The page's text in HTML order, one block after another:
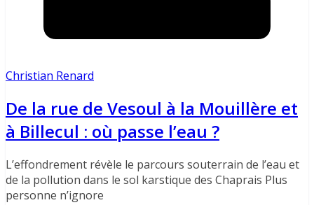
Christian Renard
De la rue de Vesoul à la Mouillère et
à Billecul : où passe l’eau ?
L’effondrement révèle le parcours souterrain de l’eau et
de la pollution dans le sol karstique des Chaprais Plus
personne n’ignore